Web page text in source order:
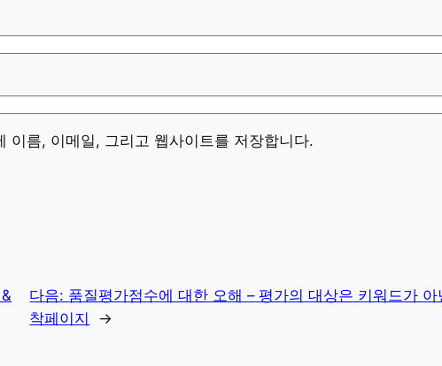
이름, 이메일, 그리고 웹사이트를 저장합니다.
다음: 품질평가점수에 대한 오해 – 평가의 대상은 키워드가 아
착페이지
→